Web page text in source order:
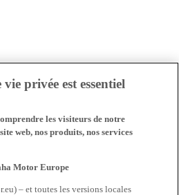
privée est essentiel
les visiteurs de notre
web, nos produits, nos services
Motor Europe
– et toutes les versions locales